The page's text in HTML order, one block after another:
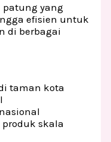
yang
efisien untuk
di berbagai
taman kota
skala